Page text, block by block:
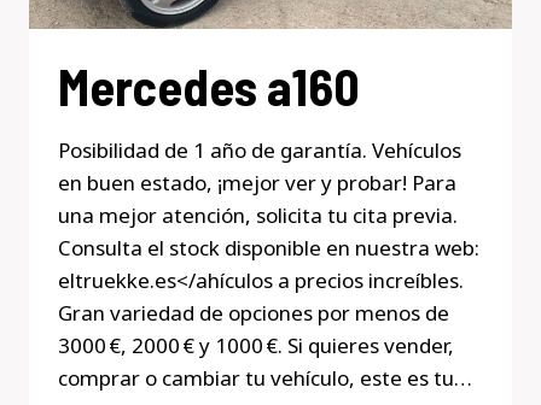
Mercedes a160
Posibilidad de 1 año de garantía. Vehículos
en buen estado, ¡mejor ver y probar! Para
una mejor atención, solicita tu cita previa.
Consulta el stock disponible en nuestra web:
eltruekke.es</ahículos a precios increíbles.
Gran variedad de opciones por menos de
3000 €, 2000 € y 1000 €. Si quieres vender,
comprar o cambiar tu vehículo, este es tu…